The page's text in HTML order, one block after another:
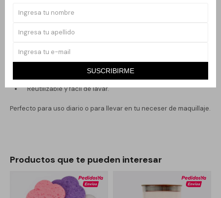
SUSCRIBIRME
Se adapta a todo tipo de productos líquidos, cremosos o en
Reutilizable y fácil de lavar.
Perfecto para uso diario o para llevar en tu neceser de maquillaje.
Productos que te pueden interesar